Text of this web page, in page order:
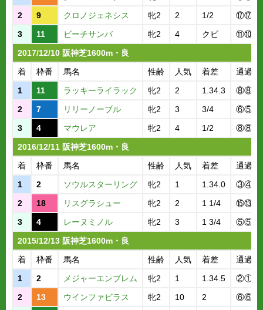
2
9 クロノジェネシス 牝2 2 1/2
⑰⑰
3
11 ビーチサンバ 牝2 4 クビ
⑪⑩
2017/12/10 阪神芝1600m・良
着
枠番 馬名 性齢 人気 着差
通過順
1
11 ラッキーライラック 牝2 2 1.34.3
⑧⑧
2
7 リリーノーブル 牝2 3 3/4
⑥⑤
3
4 マウレア 牝2 4 1/2
⑧⑧
2016/12/11 阪神芝1600m・良
着
枠番 馬名 性齢 人気 着差
通過順
1
2 ソウルスターリング 牝2 1 1.34.0
③④
2
18 リスグラシュー 牝2 2 1 1/4
⑮⑬
3
4 レーヌミノル 牝2 3 1 3/4
⑤⑤
2015/12/13 阪神芝1600m・良
着
枠番 馬名 性齢 人気 着差
通過順
1
2 メジャーエンブレム 牝2 1 1.34.5
②①
2
13 ウインファビラス 牝2 10 2
⑥⑥